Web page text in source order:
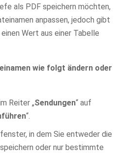
als PDF speichern möchten,
anpassen, jedoch gibt
Wert aus einer Tabelle
wie folgt ändern oder
Reiter „Sendungen“ auf
“.
in dem Sie entweder die
oder nur bestimmte